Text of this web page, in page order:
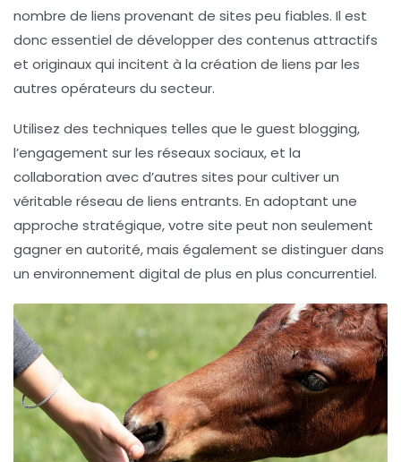
nombre de liens provenant de sites peu fiables. Il est
donc essentiel de développer des contenus attractifs
et originaux qui incitent à la création de liens par les
autres opérateurs du secteur.
Utilisez des techniques telles que le guest blogging,
l’engagement sur les réseaux sociaux, et la
collaboration avec d’autres sites pour cultiver un
véritable réseau de liens entrants. En adoptant une
approche stratégique, votre site peut non seulement
gagner en autorité, mais également se distinguer dans
un environnement digital de plus en plus concurrentiel.